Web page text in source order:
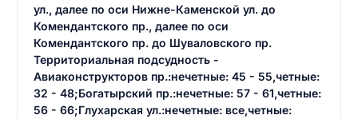
ул., далее по оси Нижне-Каменской ул. до
Комендантского пр., далее по оси
Комендантского пр. до Шуваловского пр.
Территориальная подсудность -
Авиаконструкторов пр.:нечетные: 45 - 55,четные:
32 - 48;Богатырский пр.:нечетные: 57 - 61,четные:
56 - 66;Глухарская ул.:нечетные: все,четные: